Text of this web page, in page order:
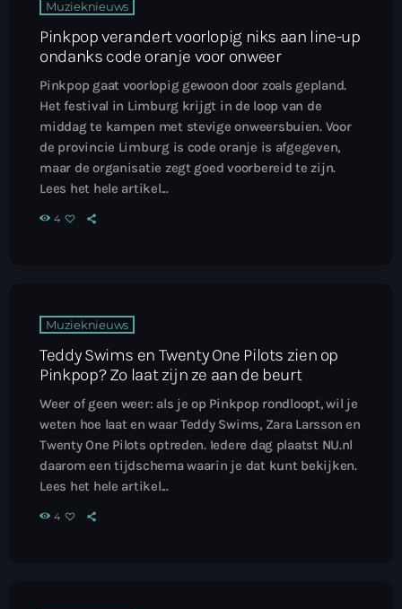
Muzieknieuws
Pinkpop verandert voorlopig niks aan line-up
ondanks code oranje voor onweer
Pinkpop gaat voorlopig gewoon door zoals gepland.
Het festival in Limburg krijgt in de loop van de
middag te kampen met stevige onweersbuien. Voor
de provincie Limburg is code oranje is afgegeven,
maar de organisatie zegt goed voorbereid te zijn.
Lees het hele artikel...
4
Muzieknieuws
Teddy Swims en Twenty One Pilots zien op
Pinkpop? Zo laat zijn ze aan de beurt
Weer of geen weer: als je op Pinkpop rondloopt, wil je
weten hoe laat en waar Teddy Swims, Zara Larsson en
Twenty One Pilots optreden. Iedere dag plaatst NU.nl
daarom een tijdschema waarin je dat kunt bekijken.
Lees het hele artikel...
4